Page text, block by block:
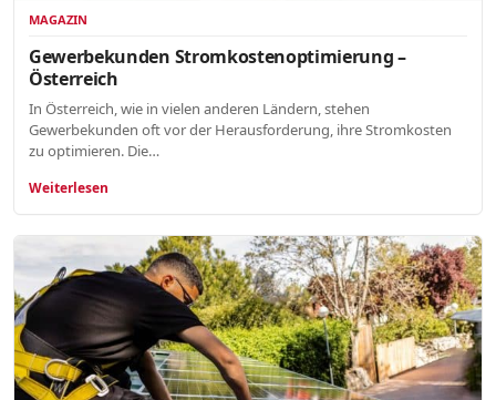
MAGAZIN
Gewerbekunden Stromkostenoptimierung –
Österreich
In Österreich, wie in vielen anderen Ländern, stehen
Gewerbekunden oft vor der Herausforderung, ihre Stromkosten
zu optimieren. Die…
Weiterlesen